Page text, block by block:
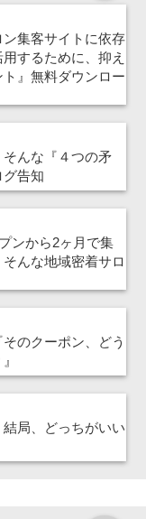
集客サイトに依存
するために、抑え
』無料ダウンロー
んな『４つの矛
告知
ンから2ヶ月で集
んな地域密着サロ
のクーポン、どう
結局、どっちがいい